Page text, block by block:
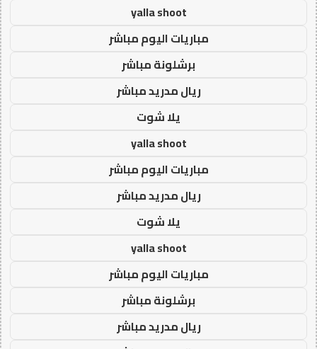
yalla shoot
مباريات اليوم مباشر
برشلونة مباشر
ريال مدريد مباشر
يلا شوت
yalla shoot
مباريات اليوم مباشر
ريال مدريد مباشر
يلا شوت
yalla shoot
مباريات اليوم مباشر
برشلونة مباشر
ريال مدريد مباشر